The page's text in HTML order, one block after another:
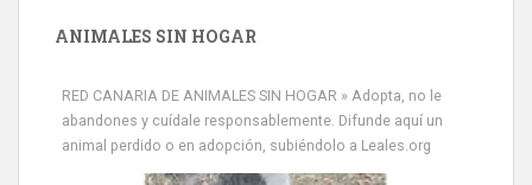
ANIMALES SIN HOGAR
RED CANARIA DE ANIMALES SIN HOGAR » Adopta, no le
abandones y cuídale responsablemente. Difunde aquí un
animal perdido o en adopción, subiéndolo a Leales.org